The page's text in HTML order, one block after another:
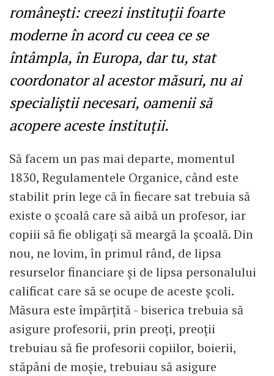
românești: creezi instituții foarte
moderne în acord cu ceea ce se
întâmpla, în Europa, dar tu, stat
coordonator al acestor măsuri, nu ai
specialiștii necesari, oamenii să
acopere aceste instituții.
Să facem un pas mai departe, momentul
1830, Regulamentele Organice, când este
stabilit prin lege că în fiecare sat trebuia să
existe o școală care să aibă un profesor, iar
copiii să fie obligați să meargă la școală. Din
nou, ne lovim, în primul rând, de lipsa
resurselor financiare și de lipsa personalului
calificat care să se ocupe de aceste școli.
Măsura este împărțită - biserica trebuia să
asigure profesorii, prin preoți, preoții
trebuiau să fie profesorii copiilor, boierii,
stăpâni de moșie, trebuiau să asigure